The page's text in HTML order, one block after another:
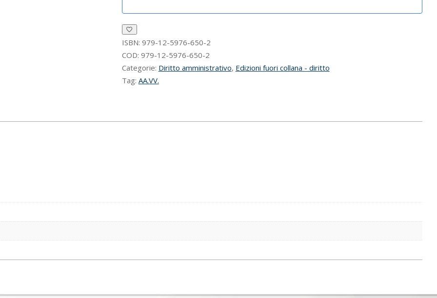
ISBN: 979-12-5976-650-2
COD: 979-12-5976-650-2
Categorie: Diritto amministrativo, Edizioni fuori collana - diritto
Tag: AA.VV.